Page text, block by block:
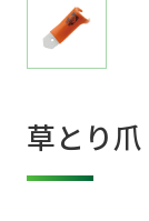
草とり